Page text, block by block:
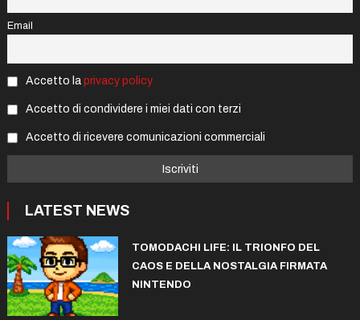
Email
Accetto la privacy policy
Accetto di condividere i miei dati con terzi
Accetto di ricevere comunicazioni commerciali
LATEST NEWS
TOMODACHI LIFE: IL TRIONFO DEL
CAOS E DELLA NOSTALGIA FIRMATA
NINTENDO